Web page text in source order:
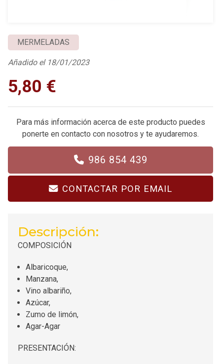
MERMELADAS
Añadido el 18/01/2023
5,80 €
Para más información acerca de este producto puedes
ponerte en contacto con nosotros y te ayudaremos.
986 854 439
CONTACTAR POR EMAIL
Descripción:
COMPOSICIÓN
Albaricoque,
Manzana,
Vino albariño,
Azúcar,
Zumo de limón,
Agar-Agar
PRESENTACIÓN: